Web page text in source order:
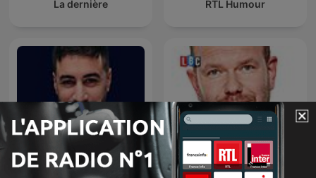
La dernière RTL Humour